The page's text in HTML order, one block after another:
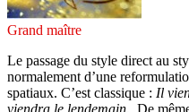
Grand maître
Le passage du style direct au
normalement d’une
spatiaux. C’est classique : Il
viendra le lendemain, De